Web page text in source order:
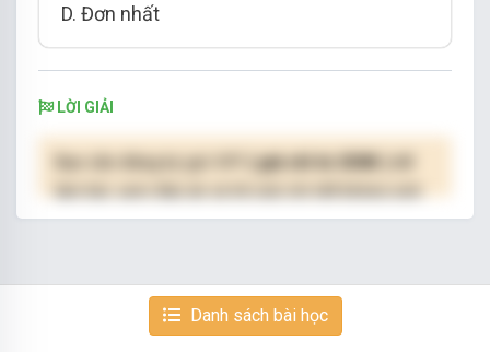
D. Đơn nhất
LỜI GIẢI
( giá chỉ từ 250K )
hạn.
Danh sách bài học